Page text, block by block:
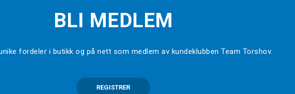
BLI MEDLEM
fordeler i butikk og på nett som medlem av kundeklubben Team Torshov.
REGISTRER